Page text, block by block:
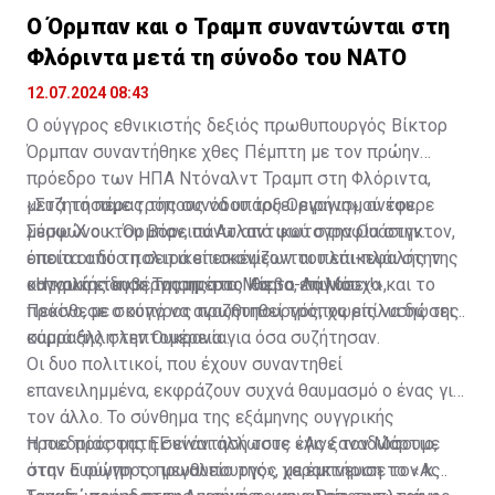
Ο Όρμπαν και ο Τραμπ συναντώνται στη
Φλόριντα μετά τη σύνοδο του NATO
12.07.2024 08:43
Ο ούγγρος εθνικιστής δεξιός πρωθυπουργός Βίκτορ
Όρμπαν συναντήθηκε χθες Πέμπτη με τον πρώην
πρόεδρο των ΗΠΑ Ντόναλντ Τραμπ στη Φλόριντα,
μετά το πέρας της συνόδου του Οργανισμού του
Συμφώνου του Βόρειου Ατλαντικού στην Ουάσιγκτον,
έπειτα από τη σειρά επισκέψεων του επικεφαλής της
ουγγρικής κυβέρνησης στο Κίεβο, τη Μόσχα και το
Πεκίνο, με σκοπό να αναζητηθεί τρόπος επίλυσης της
σύρραξης στην Ουκρανία.
«Συζητήσαμε τρόπους να υπάρξει ειρήνη», ανέφερε
μέσω X ο κ. Όρμπαν, πάνω από φωτογραφία στην
οποία οι δυο πολιτικοί εικονίζονται πλάι-πλάι στην
κατοικία του κ. Τραμπ στο Μαρ-α-Λάγκο.
«Η καλή είδηση της ημέρας: θα το επιλύσει!»,
πρόσθεσε ο ούγγρος πρωθυπουργός, χωρίς να δώσει
καμιά άλλη λεπτομέρεια για όσα συζήτησαν.
Οι δυο πολιτικοί, που έχουν συναντηθεί
επανειλημμένα, εκφράζουν συχνά θαυμασμό ο ένας για
τον άλλο. Το σύνθημα της εξάμηνης ουγγρικής
προεδρίας της ΕΕ είναι άλλωστε «Ας ξαναδώσουμε
στην Ευρώπη το μεγαλείο της», με έμπνευση το «Ας
Η πιο πρόσφατη συνάντησή τους έγινε τον Μάρτιο,
όταν ο ούγγρος πρωθυπουργός χαρακτήρισε τον κ.